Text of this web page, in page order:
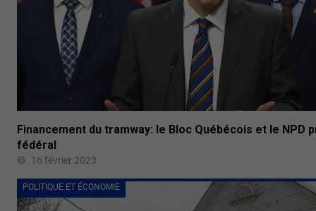
Financement du tramway: le Bloc Québécois et le NPD
fédéral
16 février 2023
POLITIQUE ET ÉCONOMIE